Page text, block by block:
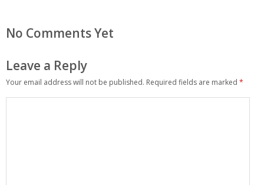
No Comments Yet
Leave a Reply
Your email address will not be published. Required fields are marked *